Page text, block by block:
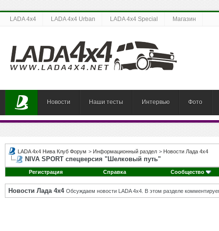
LADA 4x4 LADA 4x4 Urban LADA 4x4 Special Магазин
Новости Наши тесты Интервью Фото
LADA 4x4 Нива Клуб Форум > Информационный раздел > Новости Лада 4х4
NIVA SPORT спецверсия "Шелковый путь"
Регистрация Справка Сообщество
Новости Лада 4х4 Обсуждаем новости LADA 4x4. В этом разделе